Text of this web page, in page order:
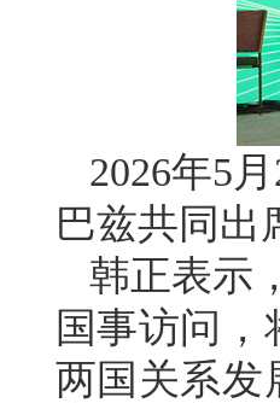
2026年5
巴兹共同出
韩正表示
国事访问
两国关系发